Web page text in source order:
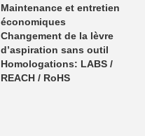
Maintenance et entretien
économiques
Changement de la lèvre
d’aspiration sans outil
Homologations: LABS /
REACH / RoHS